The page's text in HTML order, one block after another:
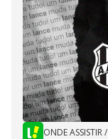
ONDE ASSISTIR/